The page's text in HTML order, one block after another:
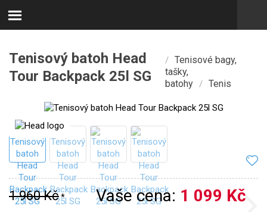
Tenisový batoh Head
Tour Backpack 25l SG
/ Tenisové bagy,
tašky,
batohy / Tenis
1 960 Kč* Vaše cena: 1 099 Kč